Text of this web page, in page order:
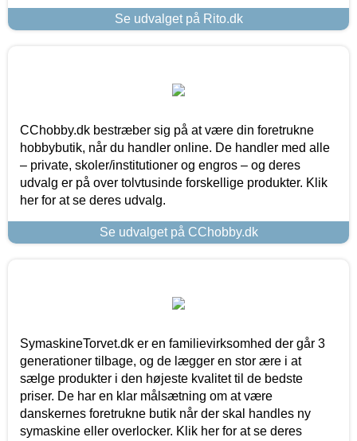
Se udvalget på Rito.dk
CChobby.dk bestræber sig på at være din foretrukne
hobbybutik, når du handler online. De handler med alle
– private, skoler/institutioner og engros – og deres
udvalg er på over tolvtusinde forskellige produkter. Klik
her for at se deres udvalg.
Se udvalget på CChobby.dk
SymaskineTorvet.dk er en familievirksomhed der går 3
generationer tilbage, og de lægger en stor ære i at
sælge produkter i den højeste kvalitet til de bedste
priser. De har en klar målsætning om at være
danskernes foretrukne butik når der skal handles ny
symaskine eller overlocker. Klik her for at se deres